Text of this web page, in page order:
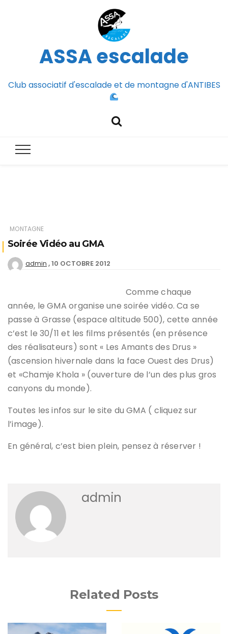
ASSA escalade
Club associatif d'escalade et de montagne d'ANTIBES
MONTAGNE
Soirée Vidéo au GMA
admin 10 OCTOBRE 2012
Comme chaque
année, le GMA organise une soirée vidéo. Ca se
passe à Grasse (espace altitude 500), cette année
c’est le 30/11 et les films présentés (en présence
des réalisateurs) sont « Les Amants des Drus »
(ascension hivernale dans la face Ouest des Drus)
et «Chamje Khola » (ouverture de l’un des plus gros
canyons du monde).
Toutes les infos sur le site du GMA ( cliquez sur
l’image).
En général, c’est bien plein, pensez à réserver !
admin
Related Posts